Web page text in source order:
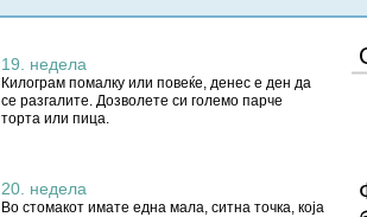
19. недела
Килограм помалку или повеќе, денес е ден да
се разгалите. Дозволете си големо парче
торта или пица.
20. недела
Во стомакот имате една мала, ситна точка, која